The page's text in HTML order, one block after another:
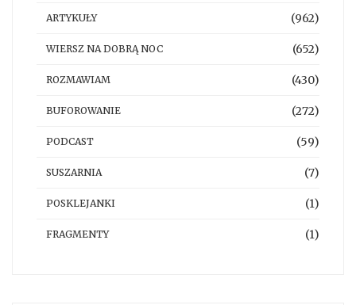
ARTYKUŁY (962)
WIERSZ NA DOBRĄ NOC (652)
ROZMAWIAM (430)
BUFOROWANIE (272)
PODCAST (59)
SUSZARNIA (7)
POSKLEJANKI (1)
FRAGMENTY (1)